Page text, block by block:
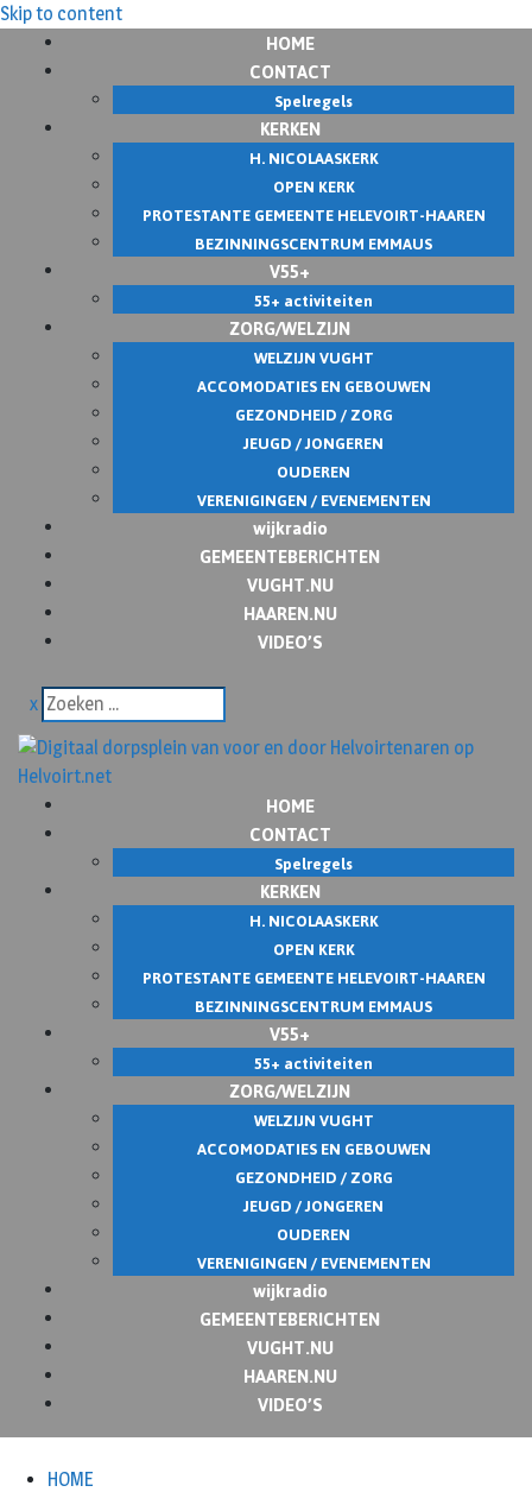
Skip to content
HOME
CONTACT
Spelregels
KERKEN
H. NICOLAASKERK
OPEN KERK
PROTESTANTE GEMEENTE HELEVOIRT-HAAREN
BEZINNINGSCENTRUM EMMAUS
V55+
55+ activiteiten
ZORG/WELZIJN
WELZIJN VUGHT
ACCOMODATIES EN GEBOUWEN
GEZONDHEID / ZORG
JEUGD / JONGEREN
OUDEREN
VERENIGINGEN / EVENEMENTEN
wijkradio
GEMEENTEBERICHTEN
VUGHT.NU
HAAREN.NU
VIDEO’S
x
HOME
CONTACT
Spelregels
KERKEN
H. NICOLAASKERK
OPEN KERK
PROTESTANTE GEMEENTE HELEVOIRT-HAAREN
BEZINNINGSCENTRUM EMMAUS
V55+
55+ activiteiten
ZORG/WELZIJN
WELZIJN VUGHT
ACCOMODATIES EN GEBOUWEN
GEZONDHEID / ZORG
JEUGD / JONGEREN
OUDEREN
VERENIGINGEN / EVENEMENTEN
wijkradio
GEMEENTEBERICHTEN
VUGHT.NU
HAAREN.NU
VIDEO’S
HOME